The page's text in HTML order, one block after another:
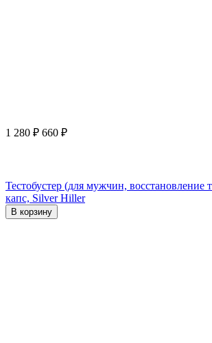
1 280 ₽ 660 ₽
Тестобустер (для мужчин, восстановление
капс, Silver Hiller
В корзину